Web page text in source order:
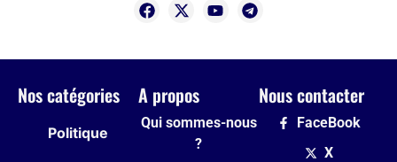
Nos catégories
Politique
A propos
Qui sommes-nous
?
Nous contacter
FaceBook
X